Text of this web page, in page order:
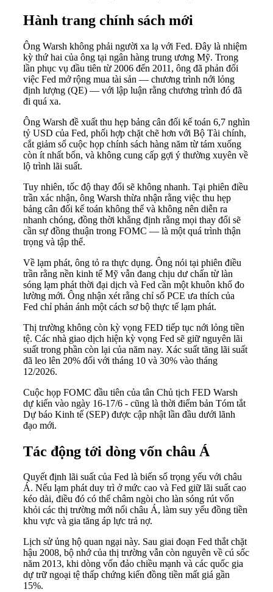
Hành trang chính sách mới
Ông Warsh không phải người xa lạ với Fed. Đây là nhiệm
kỳ thứ hai của ông tại ngân hàng trung ương Mỹ. Trong
lần phục vụ đầu tiên từ 2006 đến 2011, ông đã phản đối
việc Fed mở rộng mua tài sản — chương trình nới lỏng
định lượng (QE) — với lập luận rằng chương trình đó đã
đi quá xa.
Ông Warsh đề xuất thu hẹp bảng cân đối kế toán 6,7 nghìn
tỷ USD của Fed, phối hợp chặt chẽ hơn với Bộ Tài chính,
cắt giảm số cuộc họp chính sách hàng năm từ tám xuống
còn ít nhất bốn, và không cung cấp gợi ý thường xuyên về
lộ trình lãi suất.
Tuy nhiên, tốc độ thay đổi sẽ không nhanh. Tại phiên điều
trần xác nhận, ông Warsh thừa nhận rằng việc thu hẹp
bảng cân đối kế toán không thể và không nên diễn ra
nhanh chóng, đồng thời khẳng định rằng mọi thay đổi sẽ
cần sự đồng thuận trong FOMC — là một quá trình thận
trọng và tập thể.
Về lạm phát, ông tỏ ra thực dụng. Ông nói tại phiên điều
trần rằng nền kinh tế Mỹ vẫn đang chịu dư chấn từ làn
sóng lạm phát thời đại dịch và Fed cần một khuôn khổ đo
lường mới. Ông nhận xét rằng chỉ số PCE ưa thích của
Fed chỉ phản ánh một cách sơ bộ thực tế lạm phát.
Thị trường không còn kỳ vọng FED tiếp tục nới lỏng tiền
tệ. Các nhà giao dịch hiện kỳ vọng Fed sẽ giữ nguyên lãi
suất trong phần còn lại của năm nay. Xác suất tăng lãi suất
đã leo lên 20% đối với tháng 10 và 30% vào tháng
12/2026.
Cuộc họp FOMC đầu tiên của tân Chủ tịch FED Warsh
dự kiến vào ngày 16-17/6 - cũng là thời điểm bản Tóm tắt
Dự báo Kinh tế (SEP) được cập nhật lần đầu dưới lãnh
đạo mới.
Tác động tới dòng vốn châu Á
Quyết định lãi suất của Fed là biến số trọng yếu với châu
Á. Nếu lạm phát duy trì ở mức cao và Fed giữ lãi suất cao
kéo dài, điều đó có thể châm ngòi cho làn sóng rút vốn
khỏi các thị trường mới nổi châu Á, làm suy yếu đồng tiền
khu vực và gia tăng áp lực trả nợ.
Lịch sử ủng hộ quan ngại này. Sau giai đoạn Fed thắt chặt
hậu 2008, bộ nhớ của thị trường vẫn còn nguyên về cú sốc
năm 2013, khi dòng vốn đảo chiều mạnh và các quốc gia
dự trữ ngoại tệ thấp chứng kiến đồng tiền mất giá gần
15%.